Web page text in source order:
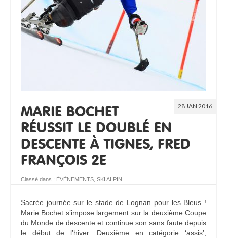
28 JAN 2016
MARIE BOCHET
RÉUSSIT LE DOUBLÉ EN
DESCENTE À TIGNES, FRED
FRANÇOIS 2E
Classé dans : ÉVÈNEMENTS, SKI ALPIN
Sacrée journée sur le stade de Lognan pour les Bleus !
Marie Bochet s’impose largement sur la deuxième Coupe
du Monde de descente et continue son sans faute depuis
le début de l’hiver. Deuxième en catégorie ‘assis’,